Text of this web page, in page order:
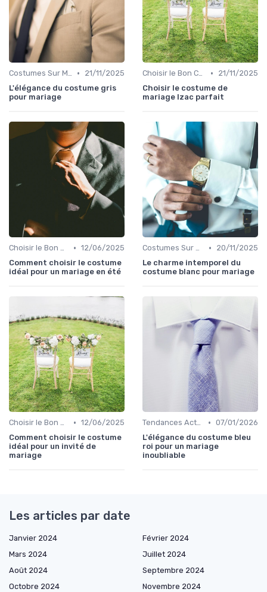
Costumes Sur Mesure •
21/11/2025
L'élégance du costume gris
pour mariage
Choisir le Bon Costume •
21/11/2025
Choisir le costume de
mariage Izac parfait
Choisir le Bon Costume • 12/06/2025
Comment choisir le costume
idéal pour un mariage en été
Costumes Sur Mesure •
20/11/2025
Le charme intemporel du
costume blanc pour mariage
Choisir le Bon Costume • 12/06/2025
Comment choisir le costume
idéal pour un invité de
mariage
Tendances Actuelles • 07/01/2026
L'élégance du costume bleu
roi pour un mariage
inoubliable
Les articles par date
Janvier 2024
Février 2024
Mars 2024
Juillet 2024
Août 2024
Septembre 2024
Octobre 2024
Novembre 2024